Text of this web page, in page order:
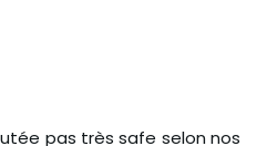
pas très safe selon nos